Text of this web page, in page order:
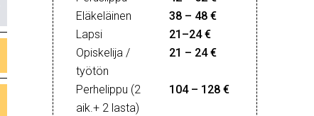
Eläkeläinen
38 – 48 €
Lapsi
21–24 €
Opiskelija /
työtön
21 – 24 €
Perhelippu (2
aik.+ 2 lasta)
104 – 128 €